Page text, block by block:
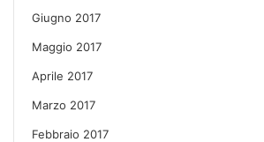
Giugno 2017
Maggio 2017
Aprile 2017
Marzo 2017
Febbraio 2017